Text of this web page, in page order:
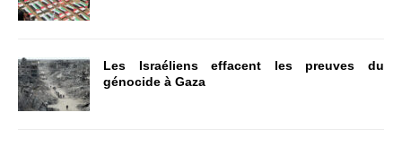
Les Israéliens effacent les preuves du
génocide à Gaza